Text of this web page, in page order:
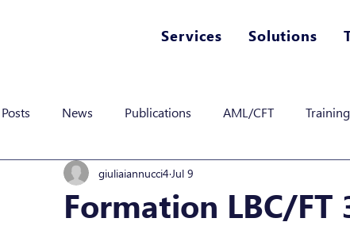
Services Solutions
News Publications AML/CFT
Formation LBC/FT
giuliaiannucci4 Jul 9